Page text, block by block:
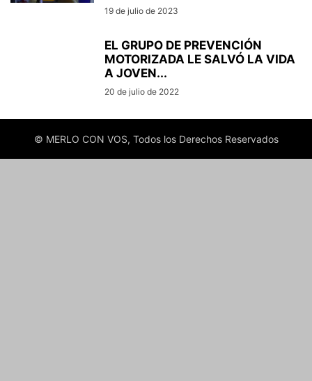
19 de julio de 2023
EL GRUPO DE PREVENCIÓN
MOTORIZADA LE SALVÓ LA VIDA
A JOVEN...
20 de julio de 2022
© MERLO CON VOS, Todos los Derechos Reservados